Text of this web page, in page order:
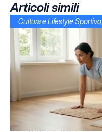
Articoli simili
Cultura e Lifestyle Sportivo,